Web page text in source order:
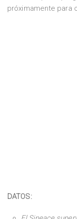
próximamente para
DATOS: